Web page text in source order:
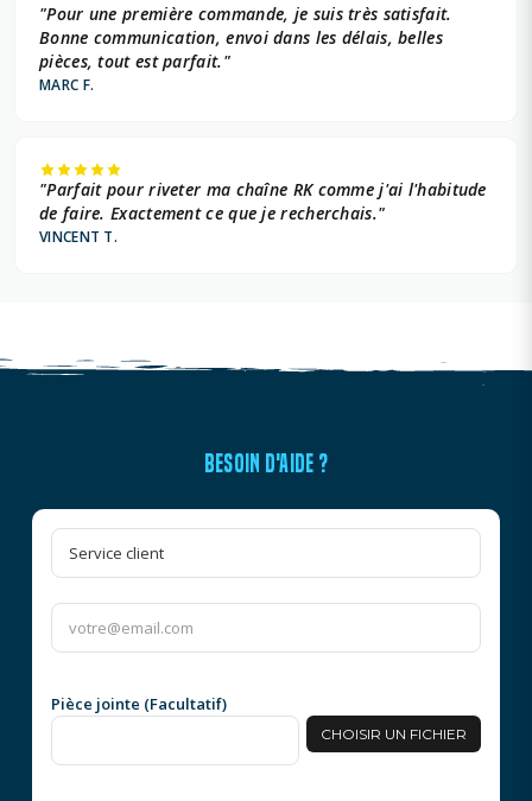
"Pour une première commande, je suis très satisfait.
Bonne communication, envoi dans les délais, belles
pièces, tout est parfait."
MARC F.
"Parfait pour riveter ma chaîne RK comme j'ai l'habitude
de faire. Exactement ce que je recherchais."
VINCENT T.
BESOIN D'AIDE ?
Pièce jointe (Facultatif)
CHOISIR UN FICHIER